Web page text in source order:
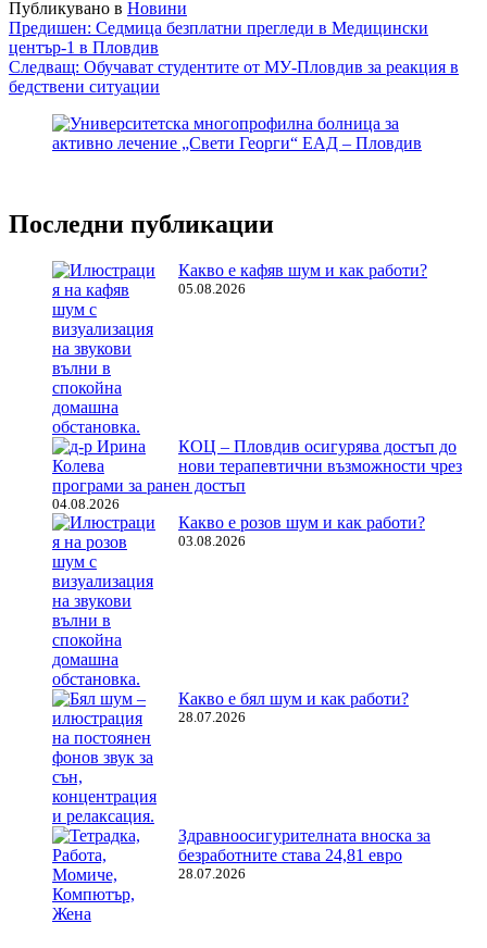
Публикувано в Новини
Навигация
Предишен: Седмица безплатни прегледи в Медицински
център-1 в Пловдив
Следващ: Обучават студентите от МУ-Пловдив за реакция в
бедствени ситуации
Последни публикации
Какво е кафяв шум и как работи?
05.08.2026
КОЦ – Пловдив осигурява достъп до
нови терапевтични възможности чрез
програми за ранен достъп
04.08.2026
Какво е розов шум и как работи?
03.08.2026
Какво е бял шум и как работи?
28.07.2026
Здравноосигурителната вноска за
безработните става 24,81 евро
28.07.2026